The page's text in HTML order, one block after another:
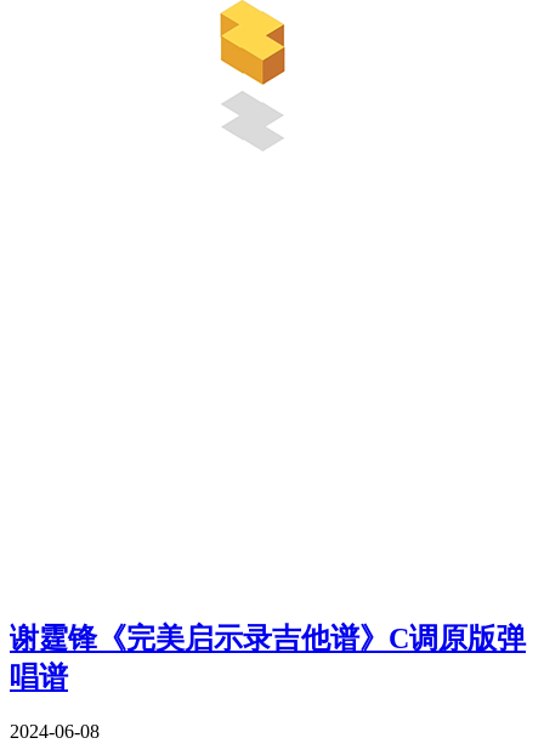
谢霆锋《完美启示录吉他谱》C调原版弹
唱谱
2024-06-08